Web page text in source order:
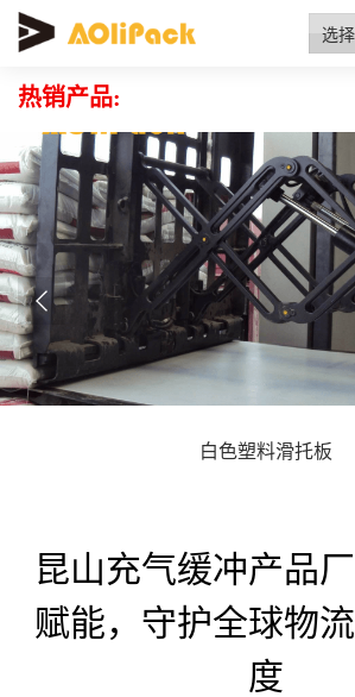
选
质量检验 资质认证 行业动
热销产品:
白色塑料滑托板
昆山充气缓冲产品
赋能，守护全球物
度